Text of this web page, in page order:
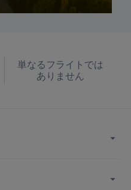
単なるフライトでは
ありません